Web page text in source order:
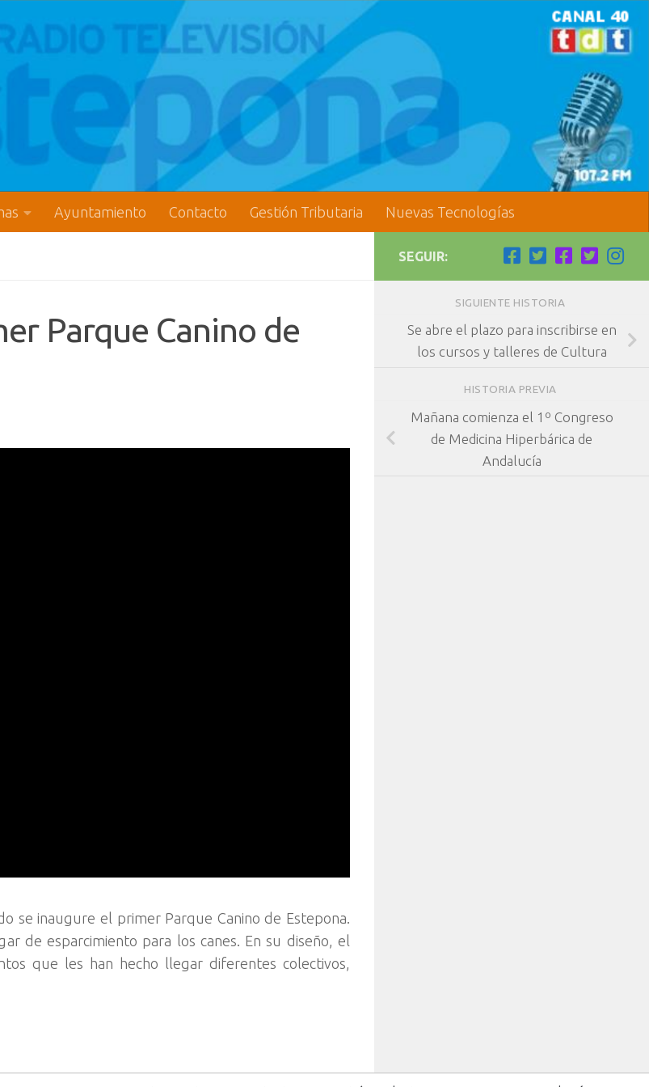
Ayuntamiento Contacto Gestión Tributaria Nuevas Tecnologías
Parque Canino de
se inaugure el primer Parque Canino de Estepona.
de esparcimiento para los canes. En su diseño, el
que les han hecho llegar diferentes colectivos,
SEGUIR:
SIGUIENTE HISTORIA
Se abre el plazo para inscribirse en
los cursos y talleres de Cultura
HISTORIA PREVIA
Mañana comienza el 1º Congreso
de Medicina Hiperbárica de
Andalucía